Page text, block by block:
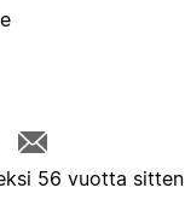
56 vuotta sitten